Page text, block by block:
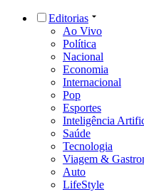
Editorias
Ao Vivo
Política
Nacional
Economia
Internacional
Pop
Esportes
Inteligência
Saúde
Tecnologia
Viagem &
Auto
LifeStyle